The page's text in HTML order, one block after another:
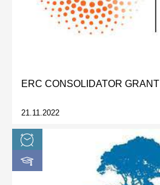
ERC CONSOLIDATOR GRANT
21.11.2022